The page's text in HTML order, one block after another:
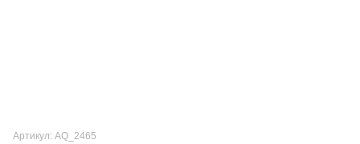
Артикул: AQ_2465